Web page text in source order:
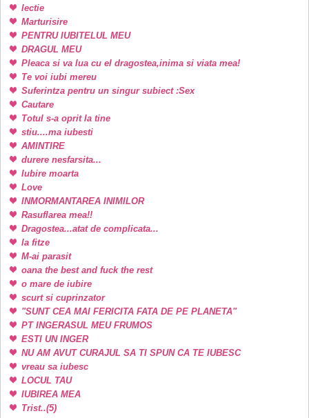
lectie
Marturisire
PENTRU IUBITELUL MEU
DRAGUL MEU
Pleaca si va lua cu el dragostea,inima si viata mea!
Te voi iubi mereu
Suferintza pentru un singur subiect :Sex
Cautare
Totul s-a oprit la tine
stiu....ma iubesti
AMINTIRE
durere nesfarsita...
Iubire moarta
Love
INMORMANTAREA INIMILOR
Rasuflarea mea!!
Dragostea...atat de complicata...
la fitze
M-ai parasit
oana the best and fuck the rest
o mare de iubire
scurt si cuprinzator
"SUNT CEA MAI FERICITA FATA DE PE PLANETA"
PT INGERASUL MEU FRUMOS
ESTI UN INGER
NU AM AVUT CURAJUL SA TI SPUN CA TE IUBESC
vreau sa iubesc
LOCUL TAU
IUBIREA MEA
Trist..(5)